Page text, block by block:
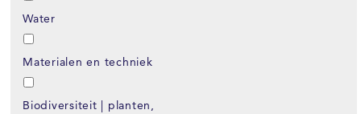
Water
Materialen en techniek
Biodiversiteit | planten,